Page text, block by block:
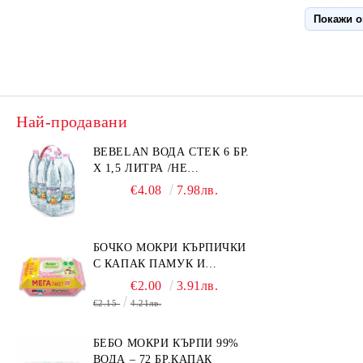
За да
Покажи
Най-продавани
BEBELAN ВОДА СТЕК 6 БР.
Х 1,5 ЛИТРА /НЕ
ИЗПРАЩАМЕ С КУРИЕР/
€4.08 7.98лв.
БОЧКО МОКРИ КЪРПИЧКИ
С КАПАК ПАМУК И
СМРАДЛИКА 120БР.
€2.00 3.91лв.
€2.15 4.21лв.
БЕБО МОКРИ КЪРПИ 99%
ВОДА – 72 БР.КАПАК